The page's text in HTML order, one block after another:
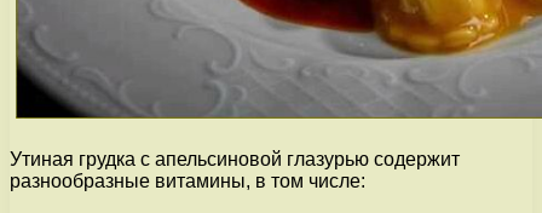
Утиная грудка с апельсиновой глазурью содержит
разнообразные витамины, в том числе: